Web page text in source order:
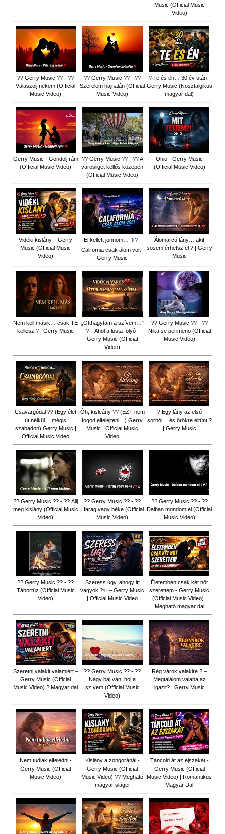
Music (Official Music
Video)
?? Gerry Music ?? - ??
Válaszolj nekem (Official
Music Video)
?? Gerry Music ?? - ??
Szerelem hajnalán (Official
Music Video)
? Te és én… 30 év után |
Gerry Music (Nosztalgikus
magyar dal)
Gerry Music - Gondolj rám
(Official Music Video)
?? Gerry Music ?? - ?? A
városliget kellős közepén
(Official Music Video)
Ohio - Gerry Music
(Official Music Video)
Vidéki kislány – Gerry
Music (Official Music
Video)
El kellett jönnöm… ✈️? |
California csak álom volt |
Gerry Music
Álomarcú lány… akit
sosem érhetsz el ? | Gerry
Music
Nem kell másik… csak TE
kellesz ? | Gerry Music
„Otthagytam a szívem…”
? – Ahol a lusta folyó |
Gerry Music (Official
Video)
?? Gerry Music ?? - ??
Nika se perimeno (Official
Music Video)
Csavargódal ?? (Egy élet
út nélkül… mégis
szabadon) Gerry Music |
Official Music Video
Óh, kisleány ?? (EZT nem
fogod elfelejteni…) Gerry
Music | Official Music
Video
? Egy lány az első
sorból… és örökre eltűnt ?
| Gerry Music
?? Gerry Music ?? - ?? Állj
meg kislány (Official Music
Video)
?? Gerry Music ?? - ??
Harag vagy béke (Official
Music Video)
?? Gerry Music ?? - ??
Dalban mondom el (Official
Music Video)
?? Gerry Music ?? - ??
Tábortűz (Official Music
Video)
Szeress úgy, ahogy itt
vagyok ?✨ – Gerry Music
| Official Music Video
Életemben csak két nőt
szerettem - Gerry Music
(Official Music Video) |
Megható magyar dal
Szeretni valakit valamiért –
Gerry Music (Official
Music Video) ? Magyar dal
?? Gerry Music ?? - ??
Nagy baj van, hol a
szívem (Official Music
Video)
Rég várok valakire ? –
Megtalálom valaha az
igazit? | Gerry Music
Nem tudlak elfeledni -
Gerry Music (Official
Music Video)
Kislány a zongoránál -
Gerry Music (Official
Music Video) ?? Megható
magyar sláger
Táncold át az éjszakát -
Gerry Music (Official
Music Video) | Romantikus
Magyar Dal